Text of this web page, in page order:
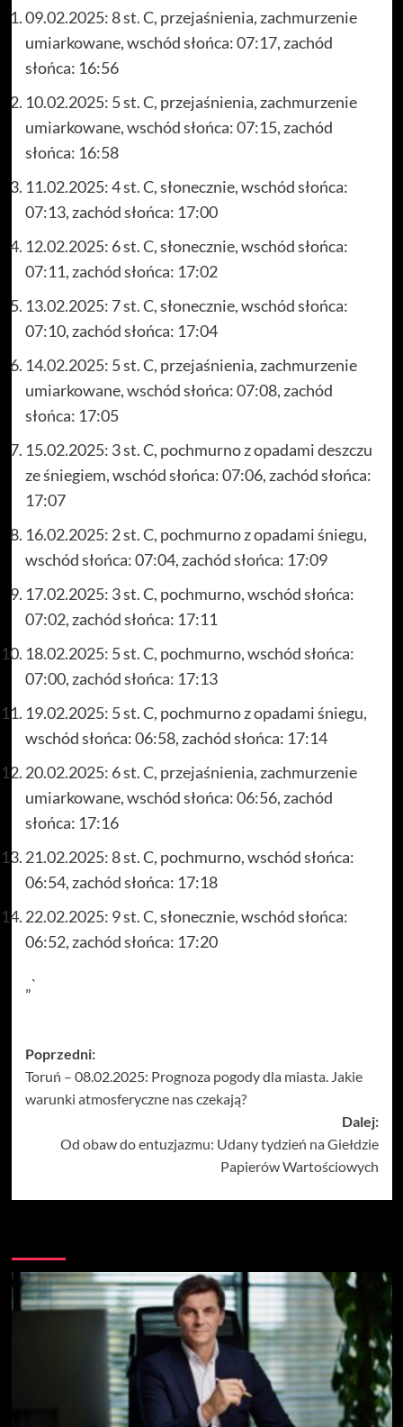
09.02.2025: 8 st. C, przejaśnienia, zachmurzenie
umiarkowane, wschód słońca: 07:17, zachód
słońca: 16:56
10.02.2025: 5 st. C, przejaśnienia, zachmurzenie
umiarkowane, wschód słońca: 07:15, zachód
słońca: 16:58
11.02.2025: 4 st. C, słonecznie, wschód słońca:
07:13, zachód słońca: 17:00
12.02.2025: 6 st. C, słonecznie, wschód słońca:
07:11, zachód słońca: 17:02
13.02.2025: 7 st. C, słonecznie, wschód słońca:
07:10, zachód słońca: 17:04
14.02.2025: 5 st. C, przejaśnienia, zachmurzenie
umiarkowane, wschód słońca: 07:08, zachód
słońca: 17:05
15.02.2025: 3 st. C, pochmurno z opadami deszczu
ze śniegiem, wschód słońca: 07:06, zachód słońca:
17:07
16.02.2025: 2 st. C, pochmurno z opadami śniegu,
wschód słońca: 07:04, zachód słońca: 17:09
17.02.2025: 3 st. C, pochmurno, wschód słońca:
07:02, zachód słońca: 17:11
18.02.2025: 5 st. C, pochmurno, wschód słońca:
07:00, zachód słońca: 17:13
19.02.2025: 5 st. C, pochmurno z opadami śniegu,
wschód słońca: 06:58, zachód słońca: 17:14
20.02.2025: 6 st. C, przejaśnienia, zachmurzenie
umiarkowane, wschód słońca: 06:56, zachód
słońca: 17:16
21.02.2025: 8 st. C, pochmurno, wschód słońca:
06:54, zachód słońca: 17:18
22.02.2025: 9 st. C, słonecznie, wschód słońca:
06:52, zachód słońca: 17:20
„`
Zobacz
wpisy
Poprzedni:
Toruń – 08.02.2025: Prognoza pogody dla miasta. Jakie
warunki atmosferyczne nas czekają?
Dalej:
Od obaw do entuzjazmu: Udany tydzień na Giełdzie
Papierów Wartościowych